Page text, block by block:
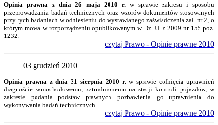
Opinia prawna z dnia 26 maja 2010 r. w sprawie zakresu i sposobu
przeprowadzania badań technicznych oraz wzorów dokumentów stosowanych
przy tych badaniach w odniesieniu do wystawianego zaświadczenia zał. nr 2, o
którym mowa w rozporządzeniu opublikowanym w Dz. U. z 2009 nr 155 poz.
1232.
czytaj Prawo - Opinie prawne 2010
03 grudzień 2010
Opinia prawna z dnia 31 sierpnia 2010 r. w sprawie cofnięcia uprawnień
diagnoście samochodowemu, zatrudnionemu na stacji kontroli pojazdów, w
zakresie podania podstaw prawnych pozbawienia go uprawnienia do
wykonywania badań technicznych.
czytaj Prawo - Opinie prawne 2010